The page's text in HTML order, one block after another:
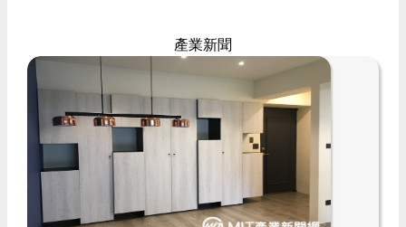
產業新聞